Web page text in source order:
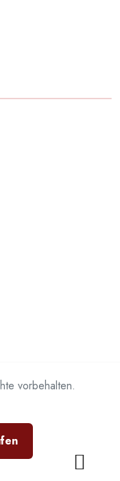
vorbehalten.